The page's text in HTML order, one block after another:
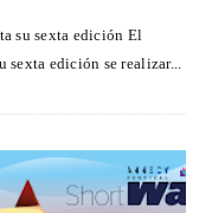
su sexta edición El
edición se realizar...